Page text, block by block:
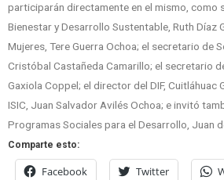
participarán directamente en el mismo, como
Bienestar y Desarrollo Sustentable, Ruth Díaz
Mujeres, Tere Guerra Ochoa; el secretario de
Cristóbal Castañeda Camarillo; el secretario
Gaxiola Coppel; el director del DIF, Cuitláhuac
ISIC, Juan Salvador Avilés Ochoa; e invitó
Programas Sociales para el Desarrollo, Juan
Comparte esto:
Facebook Twitter